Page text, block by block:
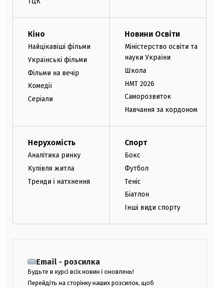
Кіно
Найцікавіші фільми
Українські фільми
Фільми на вечір
Комедії
Серіали
Новини Освіти
Міністерство освіти та
науки України
Школа
НМТ 2026
Саморозвиток
Навчання за кордоном
Нерухомість
Аналітика ринку
Купівля житла
Тренди і натхнення
Спорт
Бокс
Футбол
Теніс
Біатлон
Інші види спорту
Email - розсилка
Будьте в курсі всіх новин і оновлень!
Перейдіть на сторінку наших розсилок, щоб